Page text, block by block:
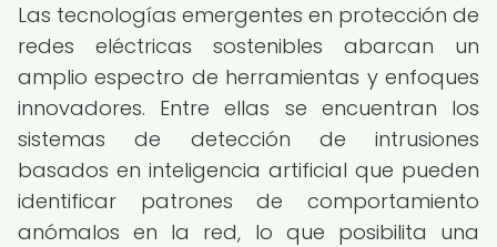
Las tecnologías emergentes en protección de
redes eléctricas sostenibles abarcan un
amplio espectro de herramientas y enfoques
innovadores. Entre ellas se encuentran los
sistemas de detección de intrusiones
basados en inteligencia artificial que pueden
identificar patrones de comportamiento
anómalos en la red, lo que posibilita una